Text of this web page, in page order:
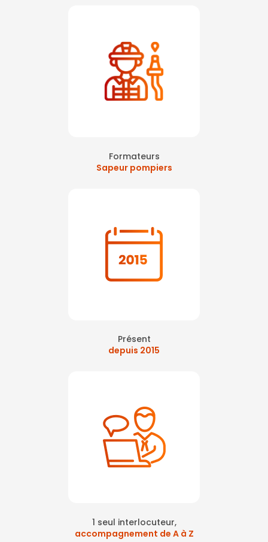
Formateurs
Sapeur pompiers
Présent
depuis 2015
1 seul interlocuteur,
accompagnement de A à Z